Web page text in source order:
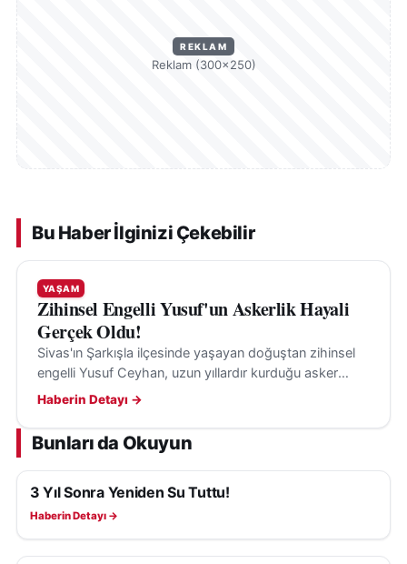
REKLAM
Reklam (300×250)
Bu Haber İlginizi Çekebilir
YAŞAM
Zihinsel Engelli Yusuf'un Askerlik Hayali
Gerçek Oldu!
Sivas'ın Şarkışla ilçesinde yaşayan doğuştan zihinsel
engelli Yusuf Ceyhan, uzun yıllardır kurduğu asker
olma hayaline anlamlı bir etkinlikle kavuştu.
Haberin Detayı →
Bunları da Okuyun
YAŞAM
3 Yıl Sonra Yeniden Su Tuttu!
Haberin Detayı →